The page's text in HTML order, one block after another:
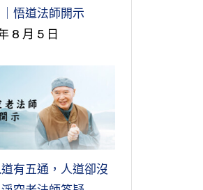
悟道法師開示
8 月 5 日
有五通，人道卻沒